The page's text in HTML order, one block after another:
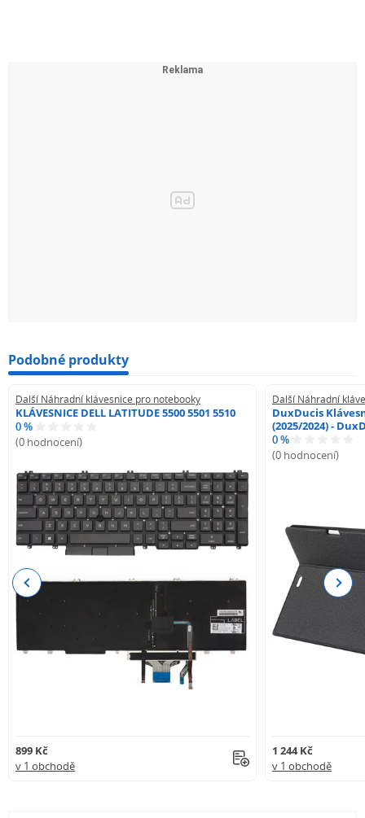
Podobné produkty
Další Náhradní klávesnice pro notebooky
KLÁVESNICE DELL LATITUDE 5500 5501 5510
0 %
(0 hodnocení)
899 Kč
v 1 obchodě
Další Náhradní
DuxDucis
(2025/2024) -
0 %
(0 hodnocení)
1 244 Kč
v 1 obchodě
Previous Next